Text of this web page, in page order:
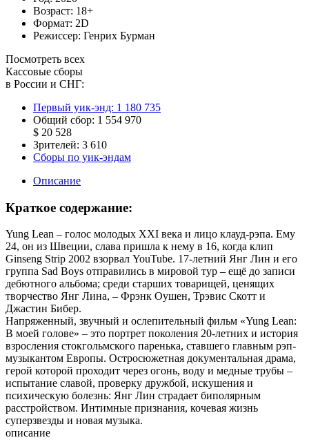
Возраст: 18+
Формат: 2D
Режиссер: Генрих Бурман
Посмотреть всех
Кассовые сборы
в России и СНГ:
Первый уик-энд: 1 180 735
Общий сбор: 1 554 970
$ 20 528
Зрителей: 3 610
Сборы по уик-эндам
Описание
Краткое содержание:
Yung Lean – голос молодых XXI века и лицо клауд-рэпа. Ему
24, он из Швеции, слава пришла к нему в 16, когда клип
Ginseng Strip 2002 взорвал YouTube. 17-летний Янг Лин и его
группа Sad Boys отправились в мировой тур – ещё до записи
дебютного альбома; среди старших товарищей, ценящих
творчество Янг Лина, – Фрэнк Оушен, Трэвис Скотт и
Джастин Бибер.
Напряженный, звучный и ослепительный фильм «Yung Lean:
В моей голове» – это портрет поколения 20-летних и история
взросления стокгольмского паренька, ставшего главным рэп-
музыкантом Европы. Остросюжетная документальная драма,
герой которой проходит через огонь, воду и медные трубы –
испытание славой, проверку дружбой, искушения и
психическую болезнь: Янг Лин страдает биполярным
расстройством. Интимные признания, кочевая жизнь
суперзвезды и новая музыка.
описание